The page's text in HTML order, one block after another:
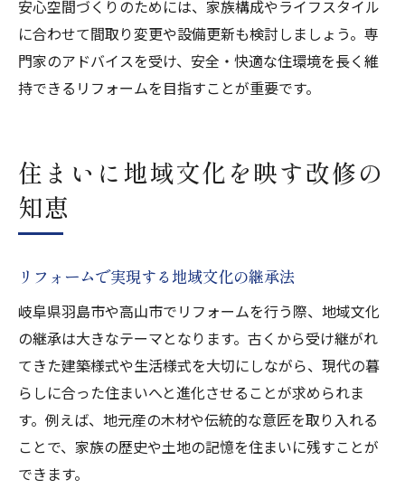
安心空間づくりのためには、家族構成やライフスタイル
に合わせて間取り変更や設備更新も検討しましょう。専
門家のアドバイスを受け、安全・快適な住環境を長く維
持できるリフォームを目指すことが重要です。
住まいに地域文化を映す改修の
知恵
リフォームで実現する地域文化の継承法
岐阜県羽島市や高山市でリフォームを行う際、地域文化
の継承は大きなテーマとなります。古くから受け継がれ
てきた建築様式や生活様式を大切にしながら、現代の暮
らしに合った住まいへと進化させることが求められま
す。例えば、地元産の木材や伝統的な意匠を取り入れる
ことで、家族の歴史や土地の記憶を住まいに残すことが
できます。